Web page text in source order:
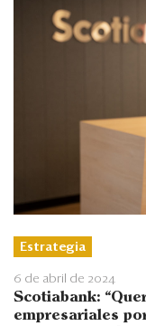
Estrategia
6 de abril de 2024
Scotiabank:
empresariales